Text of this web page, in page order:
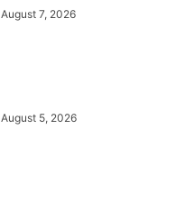
August 7, 2026
August 5, 2026